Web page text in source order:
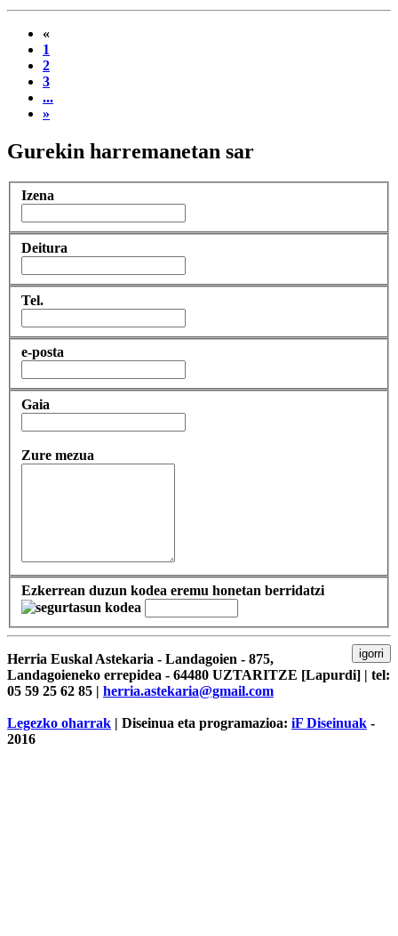
«
1
2
3
...
»
Gurekin harremanetan sar
Izena
Deitura
Tel.
e-posta
Gaia
Zure mezua
Ezkerrean duzun kodea eremu honetan berridatzi
igorri
Herria Euskal Astekaria - Landagoien - 875,
Landagoieneko errepidea - 64480 UZTARITZE [Lapurdi] | tel:
05 59 25 62 85 | herria.astekaria@gmail.com
Legezko oharrak | Diseinua eta programazioa: iF Diseinuak -
2016